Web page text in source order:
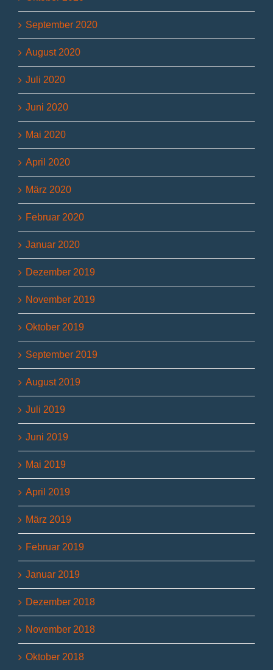
September 2020
August 2020
Juli 2020
Juni 2020
Mai 2020
April 2020
März 2020
Februar 2020
Januar 2020
Dezember 2019
November 2019
Oktober 2019
September 2019
August 2019
Juli 2019
Juni 2019
Mai 2019
April 2019
März 2019
Februar 2019
Januar 2019
Dezember 2018
November 2018
Oktober 2018